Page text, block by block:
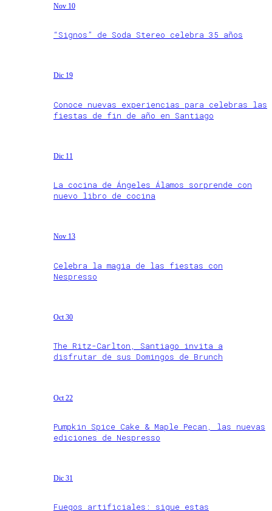
Nov 10
“Signos” de Soda Stereo celebra 35 años
Dic 19
Conoce nuevas experiencias para celebras las
fiestas de fin de año en Santiago
Dic 11
La cocina de Ángeles Álamos sorprende con
nuevo libro de cocina
Nov 13
Celebra la magia de las fiestas con
Nespresso
Oct 30
The Ritz-Carlton, Santiago invita a
disfrutar de sus Domingos de Brunch
Oct 22
Pumpkin Spice Cake & Maple Pecan, las nuevas
ediciones de Nespresso
Dic 31
Fuegos artificiales: sigue estas